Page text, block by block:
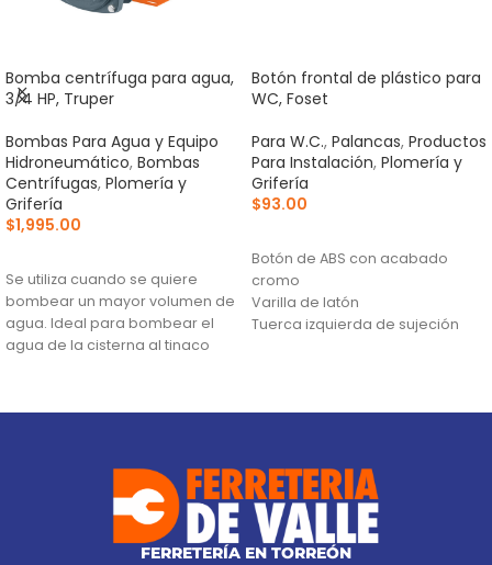
Bomba centrífuga para agua,
3/4 HP, Truper
Bombas Para Agua y Equipo
Hidroneumático, Bombas
Centrífugas, Plomería y
Grifería
$1,995.00
Se utiliza cuando se quiere
bombear un mayor volumen de
agua. Ideal para bombear el
agua de la cisterna al tinaco
Botón frontal de plástico para
WC, Foset
Para W.C., Palancas, Productos
Para Instalación, Plomería y
Grifería
$93.00
Botón de ABS con acabado
cromo
Varilla de latón
Tuerca izquierda de sujeción
FERRETERÍA EN TORREÓN